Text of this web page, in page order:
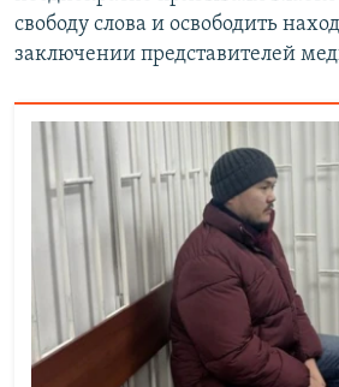
свободу слова и освободить
заключении представителей